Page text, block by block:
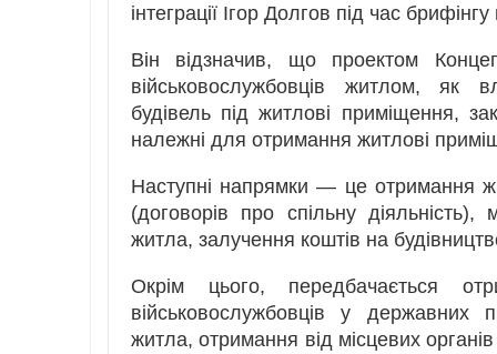
інтеграції Ігор Долгов під час
Він відзначив, що проектом
військовослужбовців житлом, як
будівель під житлові приміщення,
належні для отримання житлові
Наступні напрямки — це отримання
(договорів про спільну діяльність),
житла, залучення коштів на
Окрім цього, передбачається
військовослужбовців у державних
житла, отримання від місцевих